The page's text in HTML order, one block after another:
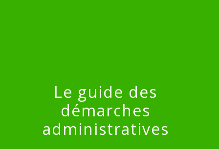
Le guide des
démarches
administratives